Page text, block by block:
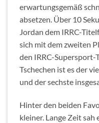
erwartungsgemäß
absetzen. Über 10
Jordan dem IRRC-
sich mit dem zweiten
den IRRC-Supersport-
Tschechen ist es der
und der sechste
Hinter den beiden
kleiner. Lange Zeit sah